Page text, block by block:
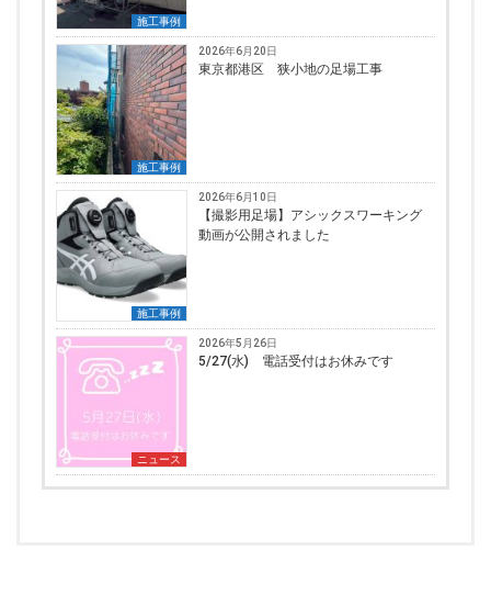
施工事例
施工事例
2026年6月20日
東京都港区 狭小地の足場工事
施工事例
2026年6月10日
【撮影用足場】アシックスワーキング
動画が公開されました
ニュース
2026年5月26日
5/27(水) 電話受付はお休みです